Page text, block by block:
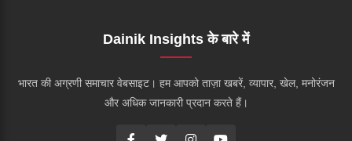
Dainik Insights के बारे में
भारत की अग्रणी समाचार वेबसाइट। हम आपको ताज़ा खबरें, व्यापार, खेल, मनोरंजन
और अधिक जानकारी प्रदान करते हैं।